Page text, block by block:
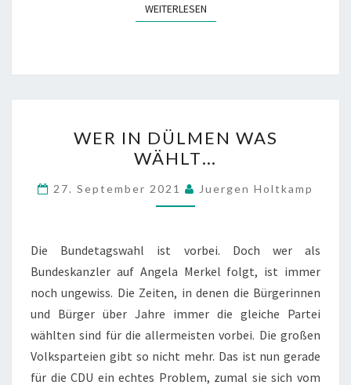
WEITERLESENWEITERLESEN
IN
DÜLMEN
WAS
WÄHLT…
WER IN DÜLMEN WAS
WÄHLT…
27. September 2021 Juergen Holtkamp
Die Bundetagswahl ist vorbei. Doch wer als
Bundeskanzler auf Angela Merkel folgt, ist immer
noch ungewiss. Die Zeiten, in denen die Bürgerinnen
und Bürger über Jahre immer die gleiche Partei
wählten sind für die allermeisten vorbei. Die großen
Volksparteien gibt so nicht mehr. Das ist nun gerade
für die CDU ein echtes Problem, zumal sie sich vom